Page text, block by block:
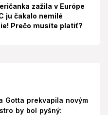
zažila v Európe
ju čakalo nemilé
Prečo musíte platiť?
Gotta prekvapila novým
by bol pyšný: